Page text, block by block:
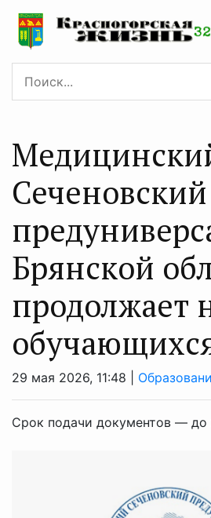
Сеченовский
Брянской
продолжает
29 мая 2026, 11:48 |
Срок подачи документов — до